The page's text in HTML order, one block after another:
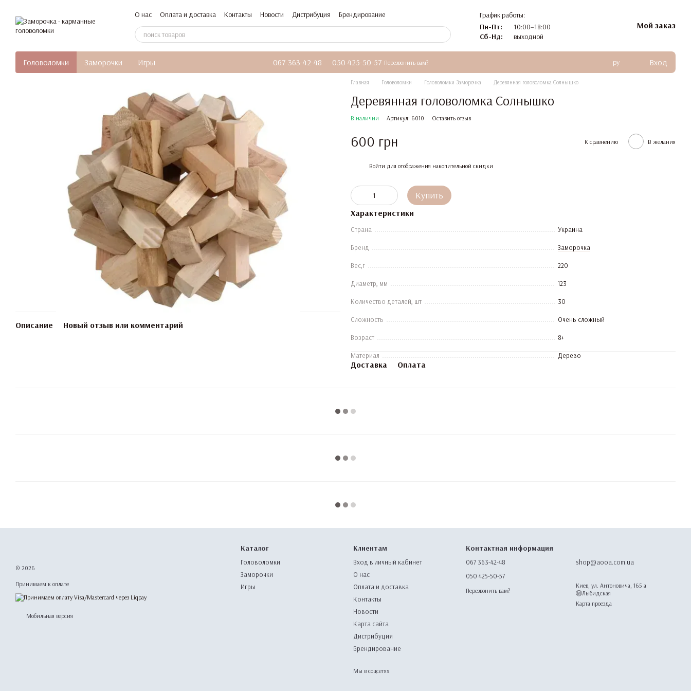
О нас Оплата и доставка Контакты Новости Дистрибуция Брендирование
График работы:
Пн-Пт:
10:00–18:00
Сб-Нд:
выходной
Мой заказ
Головоломки Заморочки Игры 067 363-42-48 050 425-50-57 Перезвонить вам? ру Вход
Описание Новый отзыв или комментарий
Главная Головоломки Головоломки Заморочка Деревянная головоломка Солнышко
Деревянная головоломка Солнышко
В наличии Артикул: 6010 Оставить отзыв
600 грн К сравнению В желания
Войти для отображения накопительной скидки
Купить
Характеристики
Страна Украина
Бренд Заморочка
Вес,г 220
Диаметр, мм 123
Количество деталей, шт 30
Сложность Очень сложный
Возраст 8+
Материал Дерево
Доставка Оплата
© 2026
Принимаем к оплате
Мобильная версия
Каталог
Головоломки
Заморочки
Игры
Клиентам
Вход в личный кабинет
О нас
Оплата и доставка
Контакты
Новости
Карта сайта
Дистрибуция
Брендирование
Мы в соцсетях
Контактная информация
067 363-42-48
050 425-50-57
Перезвонить вам?
shop@aooa.com.ua
Киев, ул. Антоновича, 165 а
Ⓜ️Лыбидская
Карта проезда